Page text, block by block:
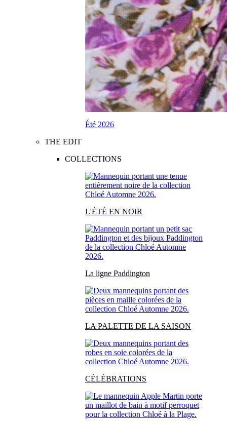
Été 2026
THE EDIT
COLLECTIONS
L'ÉTÉ EN NOIR
La ligne Paddington
LA PALETTE DE LA SAISON
CÉLÉBRATIONS